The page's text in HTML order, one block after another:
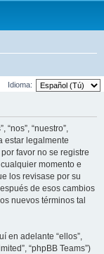
Idioma:
“nos”, “nuestro”,
estar legalmente
favor no se registre
momento e
los revisase por su
de esos cambios
nuevos términos tal
en adelante “ellos”,
“phpBB Teams”)